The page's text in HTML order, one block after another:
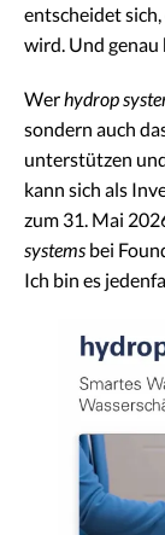
entscheidet
wird. Und
Werhydrop
sondern auch
unterstützen
kann sich als
zum 31. Mai
systems bei
Ich bin es